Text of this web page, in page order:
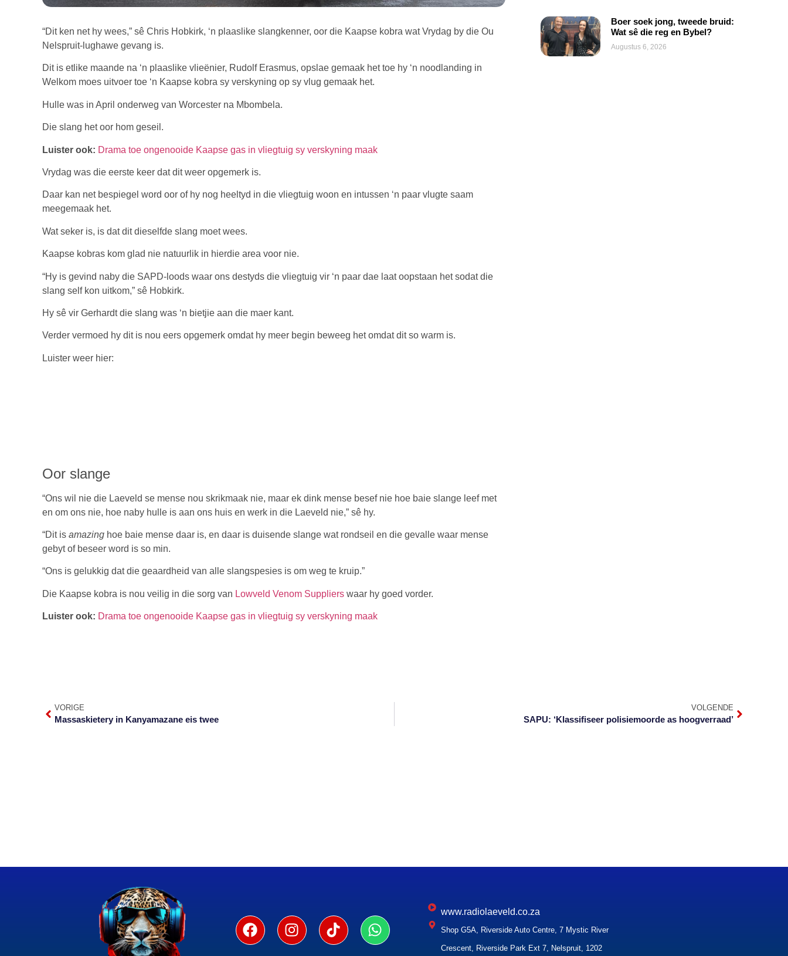
“Dit ken net hy wees,” sê Chris Hobkirk, ‘n plaaslike slangkenner, oor die Kaapse kobra wat Vrydag by die Ou
Nelspruit-lughawe gevang is.
Dit is etlike maande na ‘n plaaslike vlieënier, Rudolf Erasmus, opslae gemaak het toe hy ‘n noodlanding in
Welkom moes uitvoer toe ‘n Kaapse kobra sy verskyning op sy vlug gemaak het.
Hulle was in April onderweg van Worcester na Mbombela.
Die slang het oor hom geseil.
Luister ook: Drama toe ongenooide Kaapse gas in vliegtuig sy verskyning maak
Vrydag was die eerste keer dat dit weer opgemerk is.
Daar kan net bespiegel word oor of hy nog heeltyd in die vliegtuig woon en intussen ‘n paar vlugte saam
meegemaak het.
Wat seker is, is dat dit dieselfde slang moet wees.
Kaapse kobras kom glad nie natuurlik in hierdie area voor nie.
“Hy is gevind naby die SAPD-loods waar ons destyds die vliegtuig vir ‘n paar dae laat oopstaan het sodat die
slang self kon uitkom,” sê Hobkirk.
Hy sê vir Gerhardt die slang was ‘n bietjie aan die maer kant.
Verder vermoed hy dit is nou eers opgemerk omdat hy meer begin beweeg het omdat dit so warm is.
Luister weer hier:
Oor slange
“Ons wil nie die Laeveld se mense nou skrikmaak nie, maar ek dink mense besef nie hoe baie slange leef met
en om ons nie, hoe naby hulle is aan ons huis en werk in die Laeveld nie,” sê hy.
“Dit is amazing hoe baie mense daar is, en daar is duisende slange wat rondseil en die gevalle waar mense
gebyt of beseer word is so min.
“Ons is gelukkig dat die geaardheid van alle slangspesies is om weg te kruip.”
Die Kaapse kobra is nou veilig in die sorg van Lowveld Venom Suppliers waar hy goed vorder.
Luister ook: Drama toe ongenooide Kaapse gas in vliegtuig sy verskyning maak
Boer soek jong, tweede bruid:
Wat sê die reg en Bybel?
Augustus 6, 2026
VORIGE
Massaskietery in Kanyamazane eis twee
VOLGENDE
SAPU: ‘Klassifiseer polisiemoorde as hoogverraad’
www.radiolaeveld.co.za
Shop G5A, Riverside Auto Centre, 7 Mystic River
Crescent, Riverside Park Ext 7, Nelspruit, 1202